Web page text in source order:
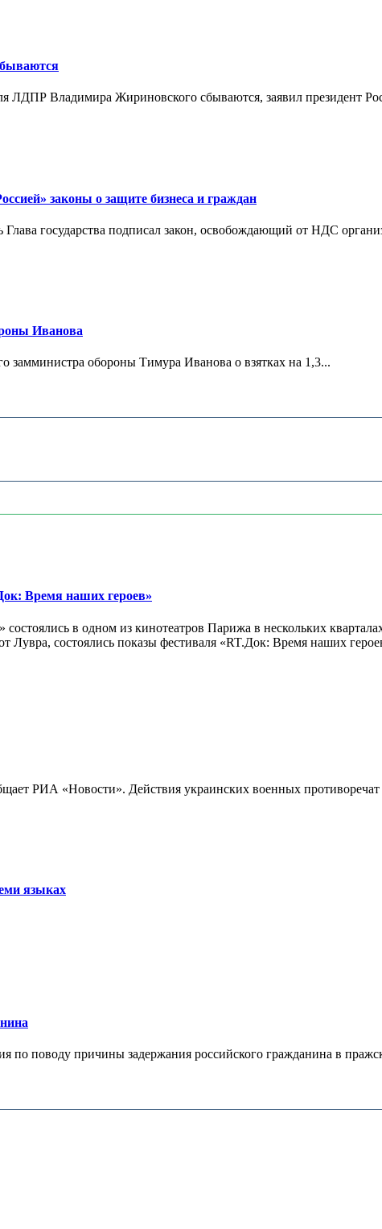
ЛДПР Владимира Жириновского сбываются, заявил президент
законы о защите бизнеса и граждан
государства подписал закон, освобождающий от НДС
Иванова
обороны Тимура Иванова о взятках на 1,3...
Время наших героев»
в одном из кинотеатров Парижа в нескольких
Лувра, состоялись показы фестиваля «RT.Док: Время наших
РИА «Новости». Действия украинских военных противоречат
языках
поводу причины задержания российского гражданина в